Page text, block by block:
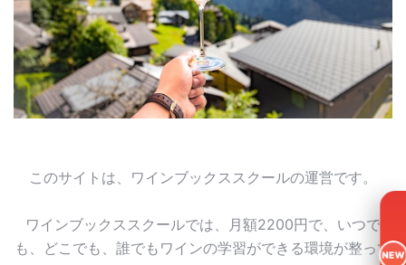
このサイトは、ワインブックススクールの運営です。
ワインブックススクールでは、月額2200円で、いつで
も、どこでも、誰でもワインの学習ができる環境が整ってNEW